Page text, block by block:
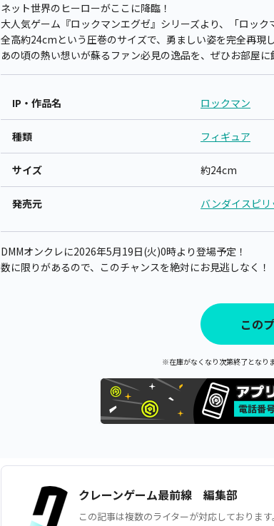
ネット世界のヒーローがここに降臨！
大人気ゲーム『ロックマンエグゼ』シリーズより、「ロッ
全高約24cmという圧巻のサイズで、勇ましい姿を完全再現
あの頃の熱い想いが蘇るファン必見の逸品を、ぜひお部屋に
IP・作品名 ロックマン
種類 フィギュア
サイズ 約24cm
発売元 バンダイスピリ
DMMオンクレに2026年5月19日(火)0時より登場予定！
数に限りがあるので、このチャンスを絶対にお見逃しなく！
この
※在庫がなくなり次第終了となり
クレーンゲーム最前線 編集部
この記事は複数のライターが対応しております。